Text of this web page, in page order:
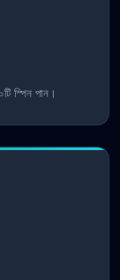
স্পিন পান।